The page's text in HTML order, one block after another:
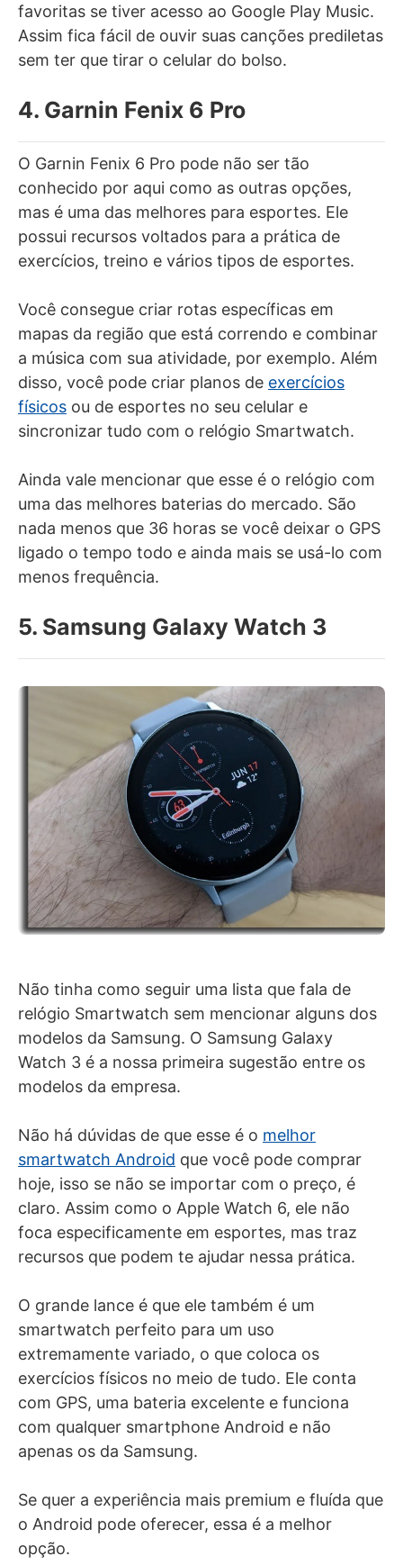
favoritas se tiver acesso ao Google Play Music.
Assim fica fácil de ouvir suas canções prediletas
sem ter que tirar o celular do bolso.
4. Garnin Fenix 6 Pro
O Garnin Fenix 6 Pro pode não ser tão
conhecido por aqui como as outras opções,
mas é uma das melhores para esportes. Ele
possui recursos voltados para a prática de
exercícios, treino e vários tipos de esportes.
Você consegue criar rotas específicas em
mapas da região que está correndo e combinar
a música com sua atividade, por exemplo. Além
disso, você pode criar planos de exercícios
físicos ou de esportes no seu celular e
sincronizar tudo com o relógio Smartwatch.
Ainda vale mencionar que esse é o relógio com
uma das melhores baterias do mercado. São
nada menos que 36 horas se você deixar o GPS
ligado o tempo todo e ainda mais se usá-lo com
menos frequência.
5. Samsung Galaxy Watch 3
Não tinha como seguir uma lista que fala de
relógio Smartwatch sem mencionar alguns dos
modelos da Samsung. O Samsung Galaxy
Watch 3 é a nossa primeira sugestão entre os
modelos da empresa.
Não há dúvidas de que esse é o melhor
smartwatch Android que você pode comprar
hoje, isso se não se importar com o preço, é
claro. Assim como o Apple Watch 6, ele não
foca especificamente em esportes, mas traz
recursos que podem te ajudar nessa prática.
O grande lance é que ele também é um
smartwatch perfeito para um uso
extremamente variado, o que coloca os
exercícios físicos no meio de tudo. Ele conta
com GPS, uma bateria excelente e funciona
com qualquer smartphone Android e não
apenas os da Samsung.
Se quer a experiência mais premium e fluída que
o Android pode oferecer, essa é a melhor
opção.